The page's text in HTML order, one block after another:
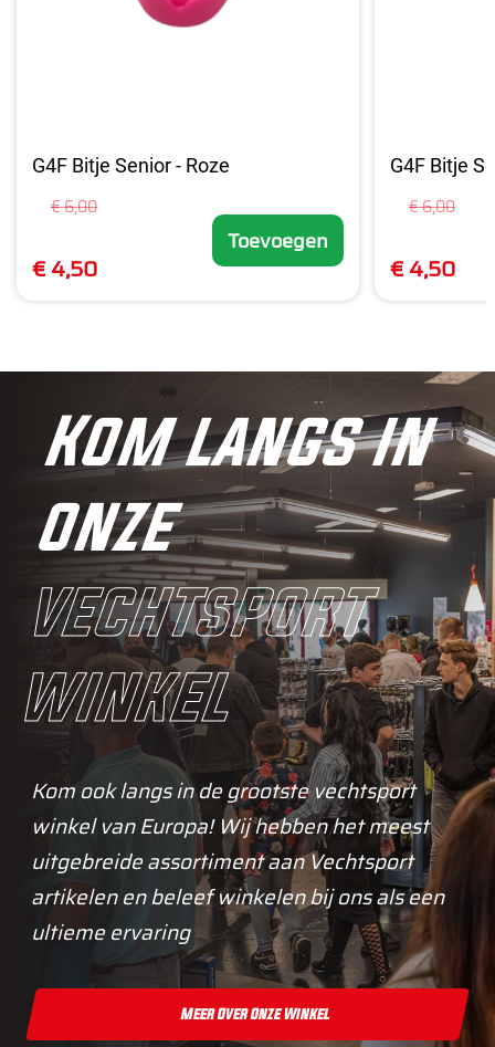
G4F Bitje Senior - Roze
€ 6,00
€ 4,50
Toevoegen
G4F Bitje
€ 6,00
€ 4,50
Kom langs in
onze
vechtsport
winkel
Kom ook langs in de grootste vechtsport
winkel van Europa! Wij hebben het meest
uitgebreide assortiment aan Vechtsport
artikelen en beleef winkelen bij ons als een
ultieme ervaring
Meer Over Onze Winkel